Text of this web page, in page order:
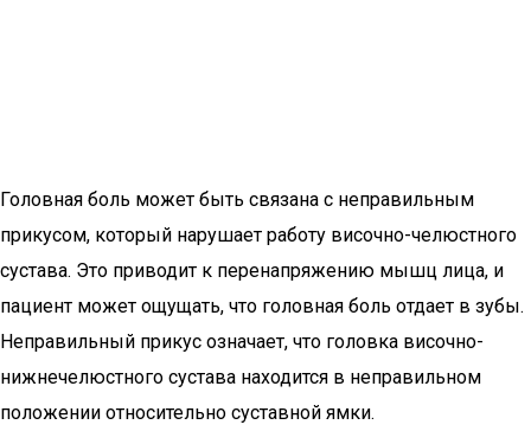
Головная боль может быть связана с неправильным
прикусом, который нарушает работу височно-челюстного
сустава. Это приводит к перенапряжению мышц лица, и
пациент может ощущать, что головная боль отдает в зубы.
Неправильный прикус означает, что головка височно-
нижнечелюстного сустава находится в неправильном
положении относительно суставной ямки.